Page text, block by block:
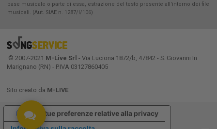
base musicale o parte di essa, estrazione del testo presente all'interno dei file
musicali. (Aut. SIAE n. 1287/I/106)
© 2007-2021 M-Live Srl - Via Luciona 1872/b, 47842 - S. Giovanni In
Marignano (RN) - P.IVA 03127860405
Sito creato da M-LIVE
Le tue preferenze relative alla privacy